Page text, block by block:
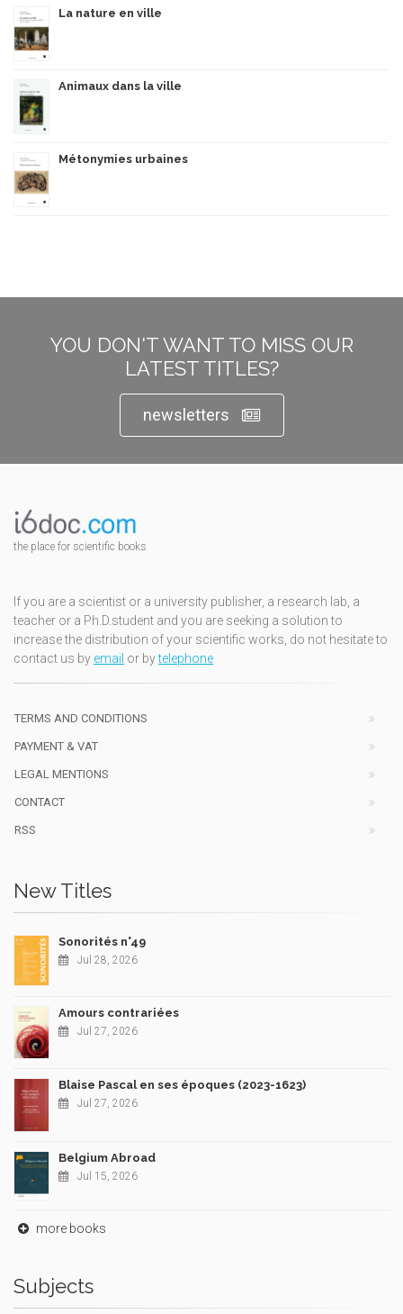
La nature en ville
Animaux dans la ville
Métonymies urbaines
YOU DON'T WANT TO MISS OUR
LATEST TITLES?
newsletters
the place for scientific books
If you are a scientist or a university publisher, a research lab, a
teacher or a Ph.D.student and you are seeking a solution to
increase the distribution of your scientific works, do not hesitate to
contact us by email or bytelephone
TERMS AND CONDITIONS
PAYMENT & VAT
LEGAL MENTIONS
CONTACT
RSS
New Titles
Sonorités n°49
Jul 28, 2026
Amours contrariées
Jul 27, 2026
Blaise Pascal en ses époques (2023-1623)
Jul 27, 2026
Belgium Abroad
Jul 15, 2026
more books
Subjects